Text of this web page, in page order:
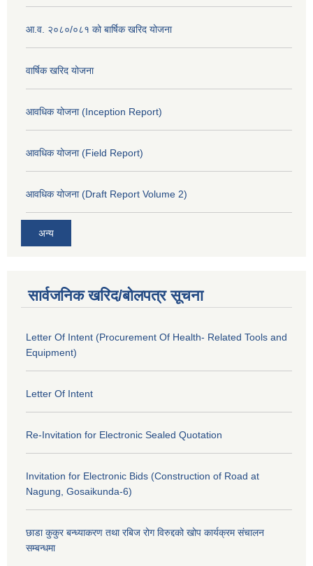
आ.व. २०८०/०८१ को बार्षिक खरिद योजना
वार्षिक खरिद योजना
आवधिक योजना (Inception Report)
आवधिक योजना (Field Report)
आवधिक योजना (Draft Report Volume 2)
अन्य
सार्वजनिक खरिद/बोलपत्र सूचना
Letter Of Intent (Procurement Of Health- Related Tools and
Equipment)
Letter Of Intent
Re-Invitation for Electronic Sealed Quotation
Invitation for Electronic Bids (Construction of Road at
Nagung, Gosaikunda-6)
छाडा कुकुर बन्ध्याकरण तथा रबिज रोग विरुद्दको खोप कार्यक्रम संचालन
सम्बन्धमा